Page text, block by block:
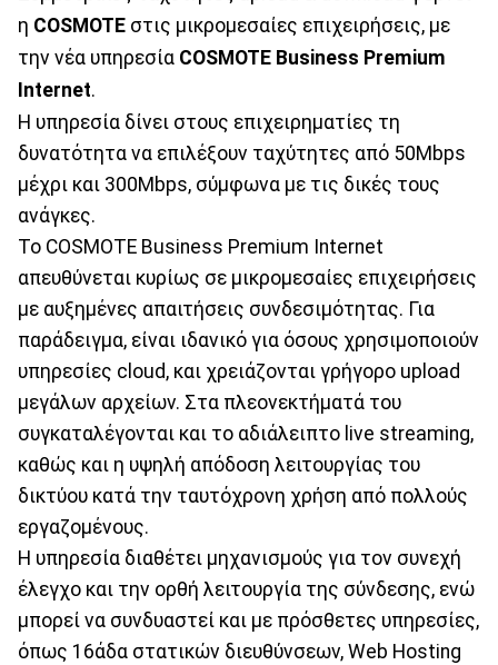
η COSMOTE στις μικρομεσαίες επιχειρήσεις, με
την νέα υπηρεσία COSMOTE Business Premium
Internet.
Η υπηρεσία δίνει στους επιχειρηματίες τη
δυνατότητα να επιλέξουν ταχύτητες από 50Mbps
μέχρι και 300Mbps, σύμφωνα με τις δικές τους
ανάγκες.
Το COSMOTE Business Premium Internet
απευθύνεται κυρίως σε μικρομεσαίες επιχειρήσεις
με αυξημένες απαιτήσεις συνδεσιμότητας. Για
παράδειγμα, είναι ιδανικό για όσους χρησιμοποιούν
υπηρεσίες cloud, και χρειάζονται γρήγορο upload
μεγάλων αρχείων. Στα πλεονεκτήματά του
συγκαταλέγονται και το αδιάλειπτο live streaming,
καθώς και η υψηλή απόδοση λειτουργίας του
δικτύου κατά την ταυτόχρονη χρήση από πολλούς
εργαζομένους.
Η υπηρεσία διαθέτει μηχανισμούς για τον συνεχή
έλεγχο και την ορθή λειτουργία της σύνδεσης, ενώ
μπορεί να συνδυαστεί και με πρόσθετες υπηρεσίες,
όπως 16άδα στατικών διευθύνσεων, Web Hosting